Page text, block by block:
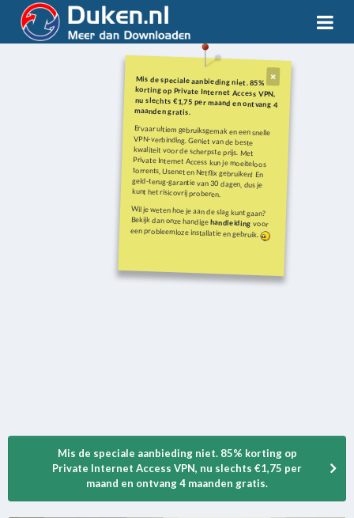
Mis de speciale aanbieding niet. 85%
korting op Private Internet Access VPN,
nu slechts €1,75 per maand en ontvang 4
maanden gratis.
Ervaar ultiem gebruiksgemak en een snelle
VPN-verbinding. Geniet van de beste
kwaliteit voor de scherpste prijs. Met
Private Internet Access kun je moeiteloos
torrents, Usenet en Netflix gebruiken! En
geld-terug-garantie van 30 dagen, dus je
kunt het risicovrij proberen.
Wil je weten hoe je aan de slag kunt gaan?
Bekijk dan onze handigehandleiding voor
een probleemloze installatie en gebruik.
Mis de speciale aanbieding niet. 85% korting op
Private Internet Access VPN, nu slechts €1,75 per
maand en ontvang 4 maanden gratis.